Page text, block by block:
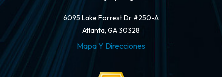
6095 Lake Forrest Dr #250-A
Atlanta, GA 30328
Mapa Y Direcciones